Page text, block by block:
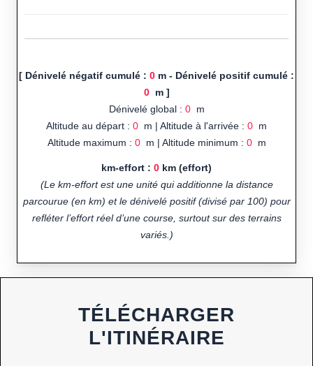
[ Dénivelé négatif cumulé : 0 m - Dénivelé positif cumulé :
0m ]
Dénivelé global : 0m
Altitude au départ : 0 m | Altitude à l'arrivée : 0 m
Altitude maximum : 0m | Altitude minimum : 0m
km-effort : 0 km (effort)
(Le km-effort est une unité qui additionne la distance
parcourue (en km) et le dénivelé positif (divisé par 100) pour
refléter l’effort réel d’une course, surtout sur des terrains
variés.)
TÉLÉCHARGER
L'ITINÉRAIRE